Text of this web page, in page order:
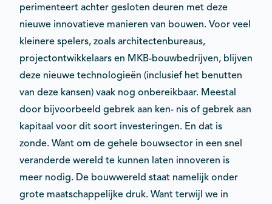
perimenteert achter gesloten deuren met deze
nieuwe innovatieve manieren van bouwen. Voor veel
kleinere spelers, zoals architectenbureaus,
projectontwikkelaars en MKB-bouwbedrijven, blijven
deze nieuwe technologieën (inclusief het benutten
van deze kansen) vaak nog onbereikbaar. Meestal
door bijvoorbeeld gebrek aan ken- nis of gebrek aan
kapitaal voor dit soort investeringen. En dat is
zonde. Want om de gehele bouwsector in een snel
veranderde wereld te kunnen laten innoveren is
meer nodig. De bouwwereld staat namelijk onder
grote maatschappelijke druk. Want terwijl we in